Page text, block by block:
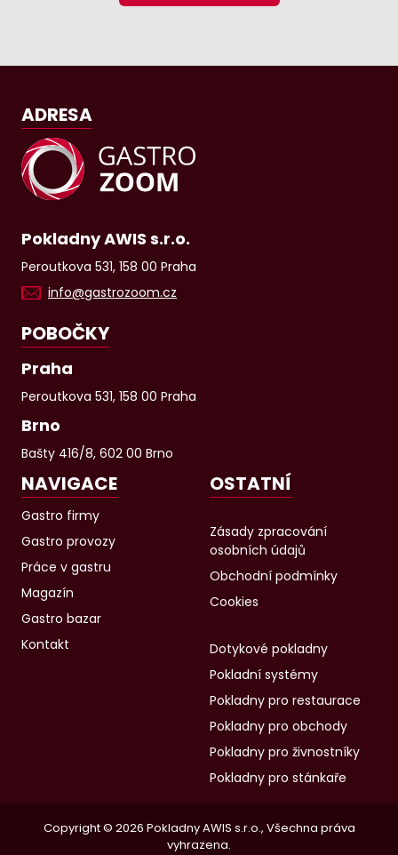
ADRESA
Pokladny AWIS s.r.o.
Peroutkova 531, 158 00 Praha
info@gastrozoom.cz
POBOČKY
Praha
Peroutkova 531, 158 00 Praha
Brno
Bašty 416/8, 602 00 Brno
NAVIGACE
Gastro firmy
Gastro provozy
Práce v gastru
Magazín
Gastro bazar
Kontakt
OSTATNÍ
Zásady zpracování
osobních údajů
Obchodní podmínky
Cookies
Dotykové pokladny
Pokladní systémy
Pokladny pro restaurace
Pokladny pro obchody
Pokladny pro živnostníky
Pokladny pro stánkaře
Copyright © 2026 Pokladny AWIS s.r.o., Všechna práva
vyhrazena.